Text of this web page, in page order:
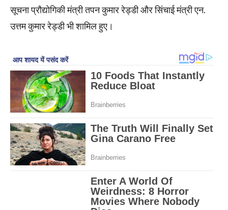
सूचना प्रौद्योगिकी मंत्री तपन कुमार रेड्डी और सिंचाई मंत्री एन.
उत्तम कुमार रेड्डी भी शामिल हुए।